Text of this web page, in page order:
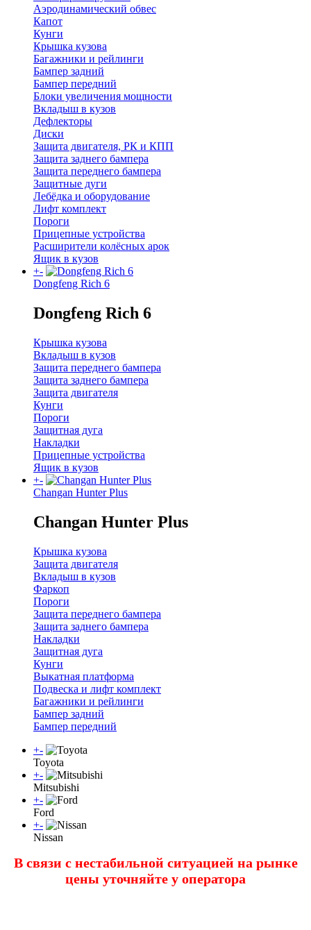
Аэродинамический обвес
Капот
Кунги
Крышка кузова
Багажники и рейлинги
Бампер задний
Бампер передний
Блоки увеличения мощности
Вкладыш в кузов
Дефлекторы
Диски
Защита двигателя, РК и КПП
Защита заднего бампера
Защита переднего бампера
Защитные дуги
Лебёдка и оборудование
Лифт комплект
Пороги
Прицепные устройства
Расширители колёсных арок
Ящик в кузов
+-
Dongfeng Rich 6
Dongfeng Rich 6
Крышка кузова
Вкладыш в кузов
Защита переднего бампера
Защита заднего бампера
Защита двигателя
Кунги
Пороги
Защитная дуга
Накладки
Прицепные устройства
Ящик в кузов
+-
Changan Hunter Plus
Changan Hunter Plus
Крышка кузова
Защита двигателя
Вкладыш в кузов
Фаркоп
Пороги
Защита переднего бампера
Защита заднего бампера
Накладки
Защитная дуга
Кунги
Выкатная платформа
Подвеска и лифт комплект
Багажники и рейлинги
Бампер задний
Бампер передний
+-
Toyota
+-
Mitsubishi
+-
Ford
+-
Nissan
В связи с нестабильной ситуацией на рынке
цены уточняйте у оператора